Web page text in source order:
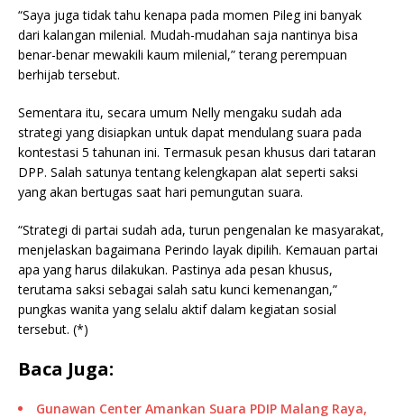
“Saya juga tidak tahu kenapa pada momen Pileg ini banyak
dari kalangan milenial. Mudah-mudahan saja nantinya bisa
benar-benar mewakili kaum milenial,” terang perempuan
berhijab tersebut.
Sementara itu, secara umum Nelly mengaku sudah ada
strategi yang disiapkan untuk dapat mendulang suara pada
kontestasi 5 tahunan ini. Termasuk pesan khusus dari tataran
DPP. Salah satunya tentang kelengkapan alat seperti saksi
yang akan bertugas saat hari pemungutan suara.
“Strategi di partai sudah ada, turun pengenalan ke masyarakat,
menjelaskan bagaimana Perindo layak dipilih. Kemauan partai
apa yang harus dilakukan. Pastinya ada pesan khusus,
terutama saksi sebagai salah satu kunci kemenangan,”
pungkas wanita yang selalu aktif dalam kegiatan sosial
tersebut. (*)
Baca Juga:
Gunawan Center Amankan Suara PDIP Malang Raya,